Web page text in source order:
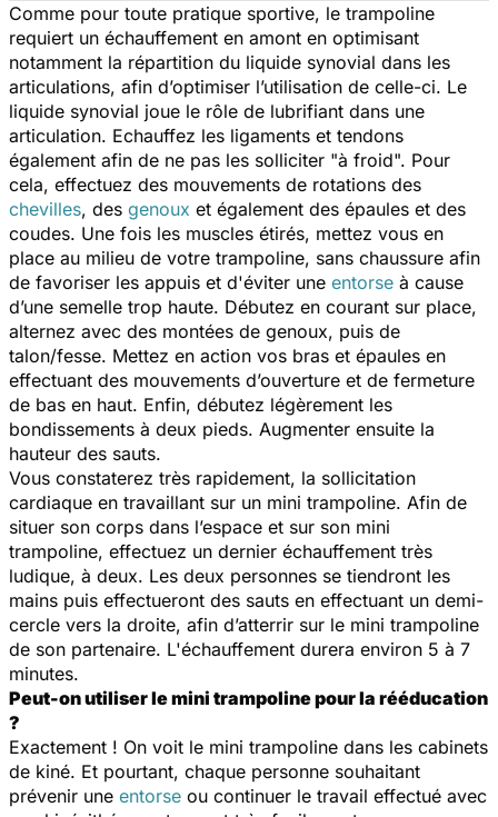
Comme pour toute pratique sportive, le trampoline
requiert un échauffement en amont en optimisant
notamment la répartition du liquide synovial dans les
articulations, afin d’optimiser l’utilisation de celle-ci. Le
liquide synovial joue le rôle de lubrifiant dans une
articulation. Echauffez les ligaments et tendons
également afin de ne pas les solliciter "à froid". Pour
cela, effectuez des mouvements de rotations des
chevilles, des genoux et également des épaules et des
coudes. Une fois les muscles étirés, mettez vous en
place au milieu de votre trampoline, sans chaussure afin
de favoriser les appuis et d'éviter une entorse à cause
d’une semelle trop haute. Débutez en courant sur place,
alternez avec des montées de genoux, puis de
talon/fesse. Mettez en action vos bras et épaules en
effectuant des mouvements d’ouverture et de fermeture
de bas en haut. Enfin, débutez légèrement les
bondissements à deux pieds. Augmenter ensuite la
hauteur des sauts.
Vous constaterez très rapidement, la sollicitation
cardiaque en travaillant sur un mini trampoline. Afin de
situer son corps dans l’espace et sur son mini
trampoline, effectuez un dernier échauffement très
ludique, à deux. Les deux personnes se tiendront les
mains puis effectueront des sauts en effectuant un demi-
cercle vers la droite, afin d’atterrir sur le mini trampoline
de son partenaire. L'échauffement durera environ 5 à 7
minutes.
Peut-on utiliser le mini trampoline pour la rééducation
?
Exactement ! On voit le mini trampoline dans les cabinets
de kiné. Et pourtant, chaque personne souhaitant
prévenir une entorse ou continuer le travail effectué avec